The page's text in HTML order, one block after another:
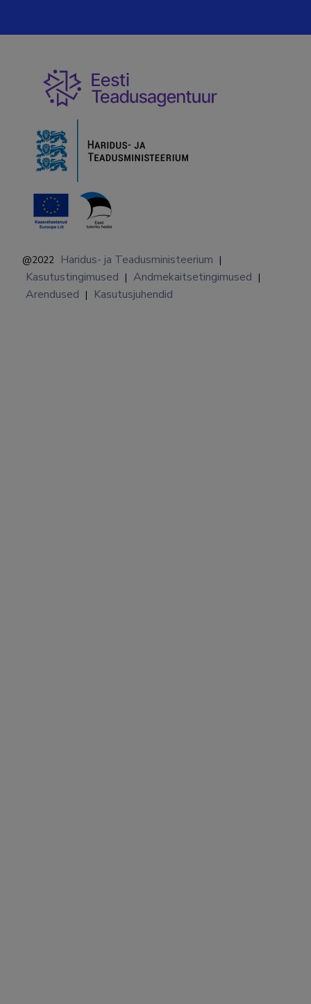
@2022 Haridus- ja Teadusministeerium |
Kasutustingimused | Andmekaitsetingimused |
Arendused | Kasutusjuhendid